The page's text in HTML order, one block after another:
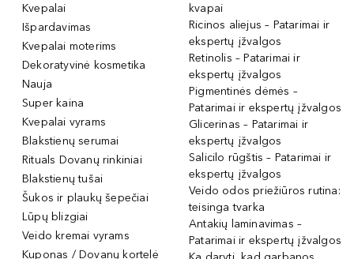
Kvepalai
Išpardavimas
Kvepalai moterims
Dekoratyvinė kosmetika
Nauja
Super kaina
Kvepalai vyrams
Blakstienų serumai
Rituals Dovanų rinkiniai
Blakstienų tušai
Šukos ir plaukų šepečiai
Lūpų blizgiai
Veido kremai vyrams
Kuponas / Dovanų kortelė
kvapai
Ricinos aliejus – Patarimai ir
ekspertų įžvalgos
Retinolis – Patarimai ir
ekspertų įžvalgos
Pigmentinės dėmės –
Patarimai ir ekspertų įžvalgos
Glicerinas – Patarimai ir
ekspertų įžvalgos
Salicilo rūgštis – Patarimai ir
ekspertų įžvalgos
Veido odos priežiūros rutina:
teisinga tvarka
Antakių laminavimas –
Patarimai ir ekspertų įžvalgos